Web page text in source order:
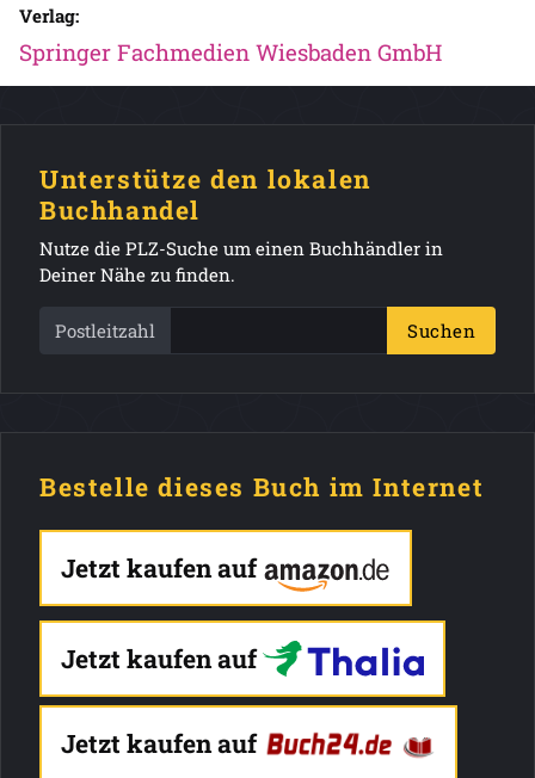
Verlag:
Springer Fachmedien Wiesbaden GmbH
Unterstütze den lokalen
Buchhandel
Nutze die PLZ-Suche um einen Buchhändler in
Deiner Nähe zu finden.
Postleitzahl Suchen
Bestelle dieses Buch im Internet
Jetzt kaufen auf
Jetzt kaufen auf
Jetzt kaufen auf